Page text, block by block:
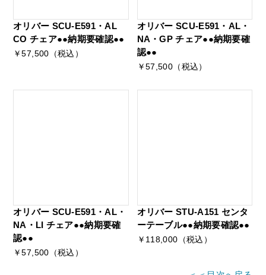
オリバー SCU-E591・AL
CO チェア●●納期要確認●●
￥57,500（税込）
オリバー SCU-E591・AL・
NA・GP チェア●●納期要確
認●●
￥57,500（税込）
オリバー SCU-E591・AL・
NA・LI チェア●●納期要確
認●●
￥57,500（税込）
オリバー STU-A151 センタ
ーテーブル●●納期要確認●●
￥118,000（税込）